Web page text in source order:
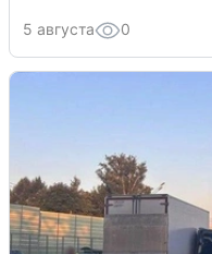
5 августа 0